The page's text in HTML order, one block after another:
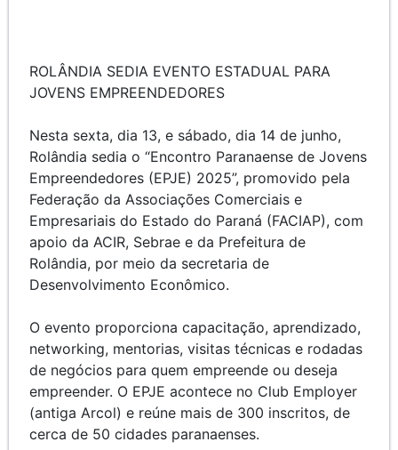
ROLÂNDIA SEDIA EVENTO ESTADUAL PARA
JOVENS EMPREENDEDORES
Nesta sexta, dia 13, e sábado, dia 14 de junho,
Rolândia sedia o “Encontro Paranaense de Jovens
Empreendedores (EPJE) 2025”, promovido pela
Federação da Associações Comerciais e
Empresariais do Estado do Paraná (FACIAP), com
apoio da ACIR, Sebrae e da Prefeitura de
Rolândia, por meio da secretaria de
Desenvolvimento Econômico.
O evento proporciona capacitação, aprendizado,
networking, mentorias, visitas técnicas e rodadas
de negócios para quem empreende ou deseja
empreender. O EPJE acontece no Club Employer
(antiga Arcol) e reúne mais de 300 inscritos, de
cerca de 50 cidades paranaenses.